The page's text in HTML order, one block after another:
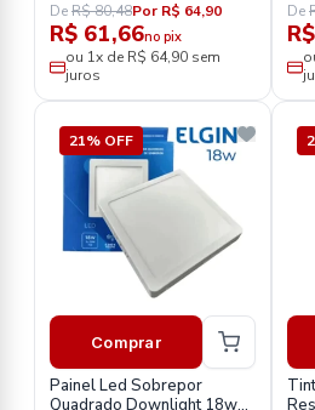
DeR$ 80,48Por R$ 64,90
R$ 61,66no pix
ou 1x de R$ 64,90 sem
juros
De
21% OFF
Comprar
Painel Led Sobrepor
Quadrado Downlight 18w